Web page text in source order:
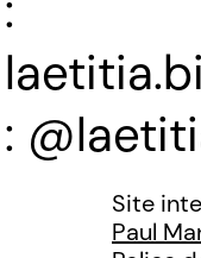
Site
Paul